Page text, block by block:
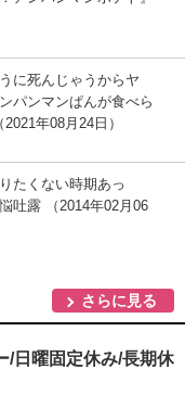
に死んじゃうからヤ
パンマンぱんが食べら
年08月24日）
たくない時期あっ
吐露 （2014年02月06
さらに見る
/日曜固定休み/長期休